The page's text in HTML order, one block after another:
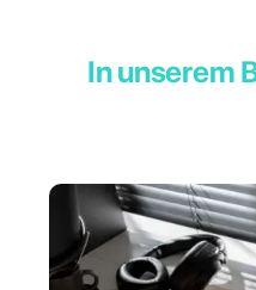
In unserem